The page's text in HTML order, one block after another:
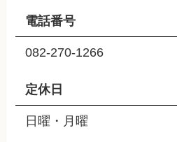
電話番号
082-270-1266
定休日
日曜・月曜